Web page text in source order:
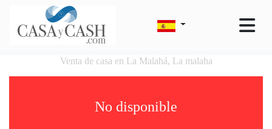
Venta de casa en La Malahá, La malaha
No disponible